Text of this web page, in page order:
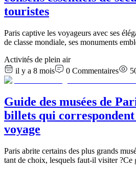
touristes
Paris captive les voyageurs avec ses
de classe mondiale, ses monuments
Activités de plein air
il y a 8 mois
0 Commentaires
Guide des musées de
billets qui
voyage
Paris abrite certains des plus grands
tant de choix, lesquels faut-il visiter ?Ce